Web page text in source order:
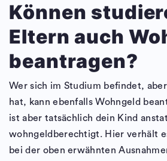
Können
Eltern auch
beantragen?
Wer sich im Studium befindet,
hat, kann ebenfalls Wohngeld
ist aber tatsächlich dein Kind
wohngeldberechtigt. Hier verhält
bei der oben erwähnten